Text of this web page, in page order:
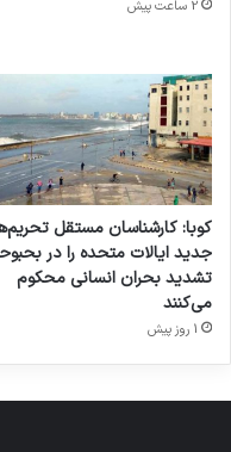
2 ساعت پیش
کوبا: کارشناسان مستقل
جدید ایالات متحده را در
تشدید بحران انسانی محکوم
می‌کنند
1 روز پیش